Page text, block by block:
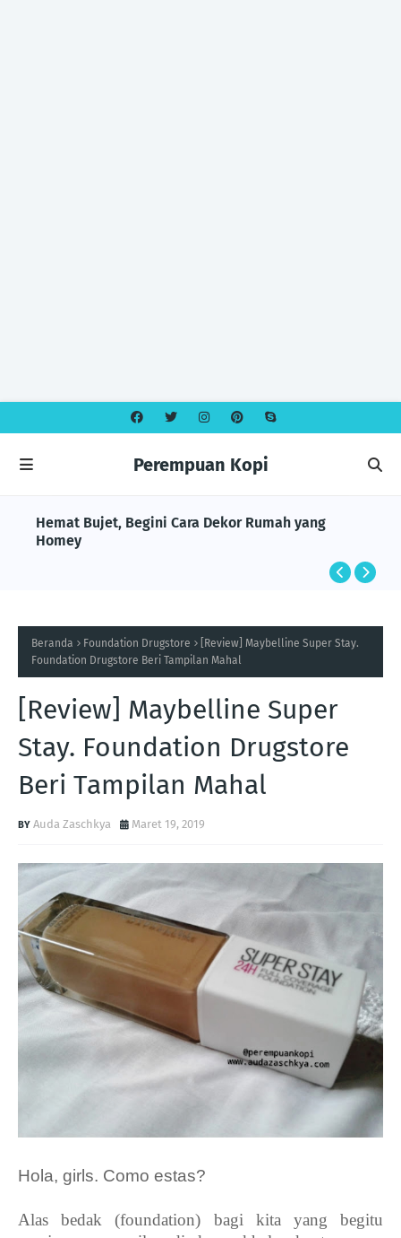
Perempuan Kopi
Hemat Bujet, Begini Cara Dekor Rumah yang
Homey
Beranda Foundation Drugstore
[Review] Maybelline Super Stay.
Foundation Drugstore Beri Tampilan Mahal
[Review] Maybelline Super
Stay. Foundation Drugstore
Beri Tampilan Mahal
Auda Zaschkya Maret 19, 2019
Hola, girls. Como estas?
Alas bedak (foundation) bagi kita yang begitu